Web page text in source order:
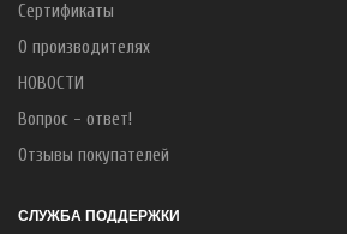
Сертификаты
О производителях
НОВОСТИ
Вопрос - ответ!
Отзывы покупателей
СЛУЖБА ПОДДЕРЖКИ